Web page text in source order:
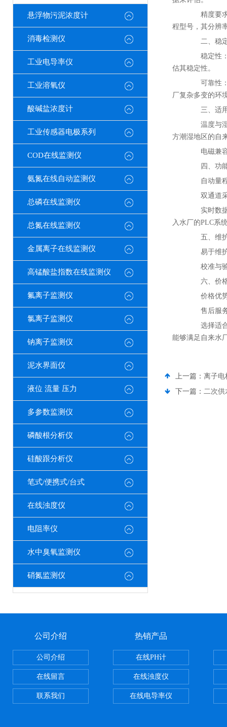
悬浮物污泥浓度计
消毒检测仪
工业电导率仪
工业溶氧仪
酸碱盐浓度计
工业传感器电极系列
COD在线监测仪
氨氮在线自动监测仪
总磷在线监测仪
总氮在线监测仪
金属离子在线监测仪
高锰酸盐指数在线监测仪
氟离子监测仪
氯离子监测仪
钠离子监测仪
泥水界面仪
液位 流量 压力
多参数监测仪
磷酸根分析仪
硅酸跟分析仪
笔式/便携式/台式
在线浊度仪
电阻率仪
水中臭氧监测仪
硝氮监测仪
精度要求
程型号，其分辨
二、稳定
稳定性：
估其稳定性。
可靠性：
厂复杂多变的环
三、适
温度与湿
方潮湿地区的自
电磁兼容
四、功
自动量程
双通道采
实时数据
入水厂的PLC系
五、维
易于维护
校准与验
六、价格
价格优势
售后服务
选择适合
能够满足自来水
上一篇： 离子电
下一篇： 二次供
公司介绍
公司介绍
在线留言
联系我们
热销产品
在线PH计
在线浊度仪
在线电导率仪